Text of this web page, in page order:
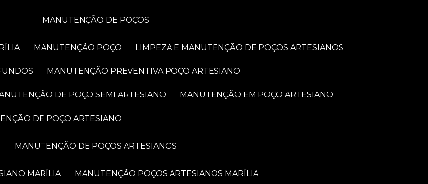
MANUTENÇÃO DE POÇOS
MANUTENÇÃO POÇO LIMPEZA E MANUTENÇÃO DE POÇOS ARTESIANOS
MANUTENÇÃO PREVENTIVA POÇO ARTESIANO
DE POÇO SEMI ARTESIANO MANUTENÇÃO EM POÇO ARTESIANO
DE POÇO ARTESIANO
MANUTENÇÃO DE POÇOS ARTESIANOS
MARÍLIA MANUTENÇÃO POÇOS ARTESIANOS MARÍLIA